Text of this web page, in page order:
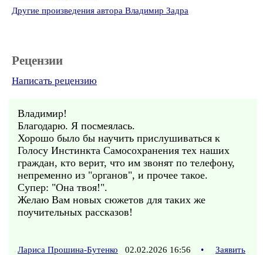
Другие произведения автора Владимир Задра
Рецензии
Написать рецензию
Владимир!
Благодарю. Я посмеялась.
Хорошо было бы научить прислушиваться к
Голосу Инстинкта Самосохранения тех наших
граждан, кто верит, что им звонят по телефону,
непременно из "органов", и прочее такое.
Супер: "Она твоя!".
Желаю Вам новых сюжетов для таких же
поучительных рассказов!
Лариса Прошина-Бутенко 02.02.2026 16:56 •
Заявить